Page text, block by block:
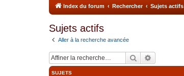
Index du forum Rechercher Sujets actifs
Sujets actifs
Aller à la recherche avancée
Rechercher
SUJETS